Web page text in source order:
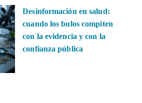
Desinformación en salud:
cuando los bulos compiten
con la evidencia y con la
confianza pública